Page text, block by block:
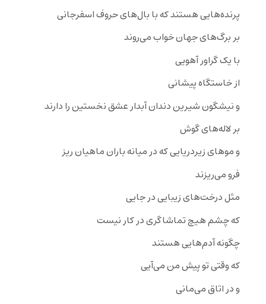
پرنده‌هایی هستند که با بال‌های حروف اسفرجانی
بر برگ‌های جهان خواب می‌روند
با یک گراور آهویی
از خاستگاه پیشانی
و نیشگون شیرین دندان آبدار عشق نخستین را دارند
بر لاله‌های گوش
و موهای زیردریایی که در میانه باران ماهیان ریز
فرو می‌ریزند
مثل درخت‌های زیبایی در جایی
که چشم هیچ تماشاگری در کار نیست
چگونه آدم‌هایی هستند
که وقتی تو پیش من می‌آیی
و در اتاق می‌مانی